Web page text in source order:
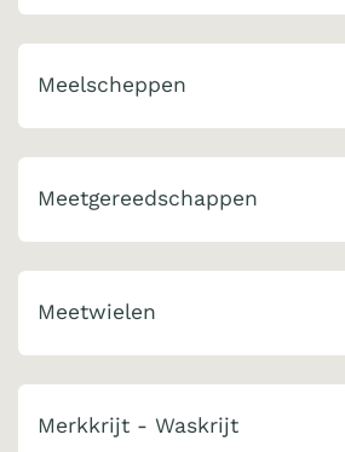
Meelscheppen
Meetgereedschappen
Meetwielen
Merkkrijt - Waskrijt